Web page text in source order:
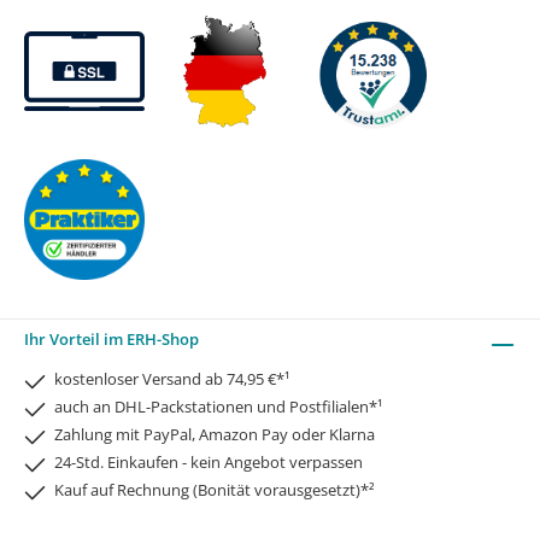
Ihr Vorteil im ERH-Shop
kostenloser Versand ab 74,95 €*¹
auch an DHL-Packstationen und Postfilialen*¹
Zahlung mit PayPal, Amazon Pay oder Klarna
24-Std. Einkaufen - kein Angebot verpassen
Kauf auf Rechnung (Bonität vorausgesetzt)*²